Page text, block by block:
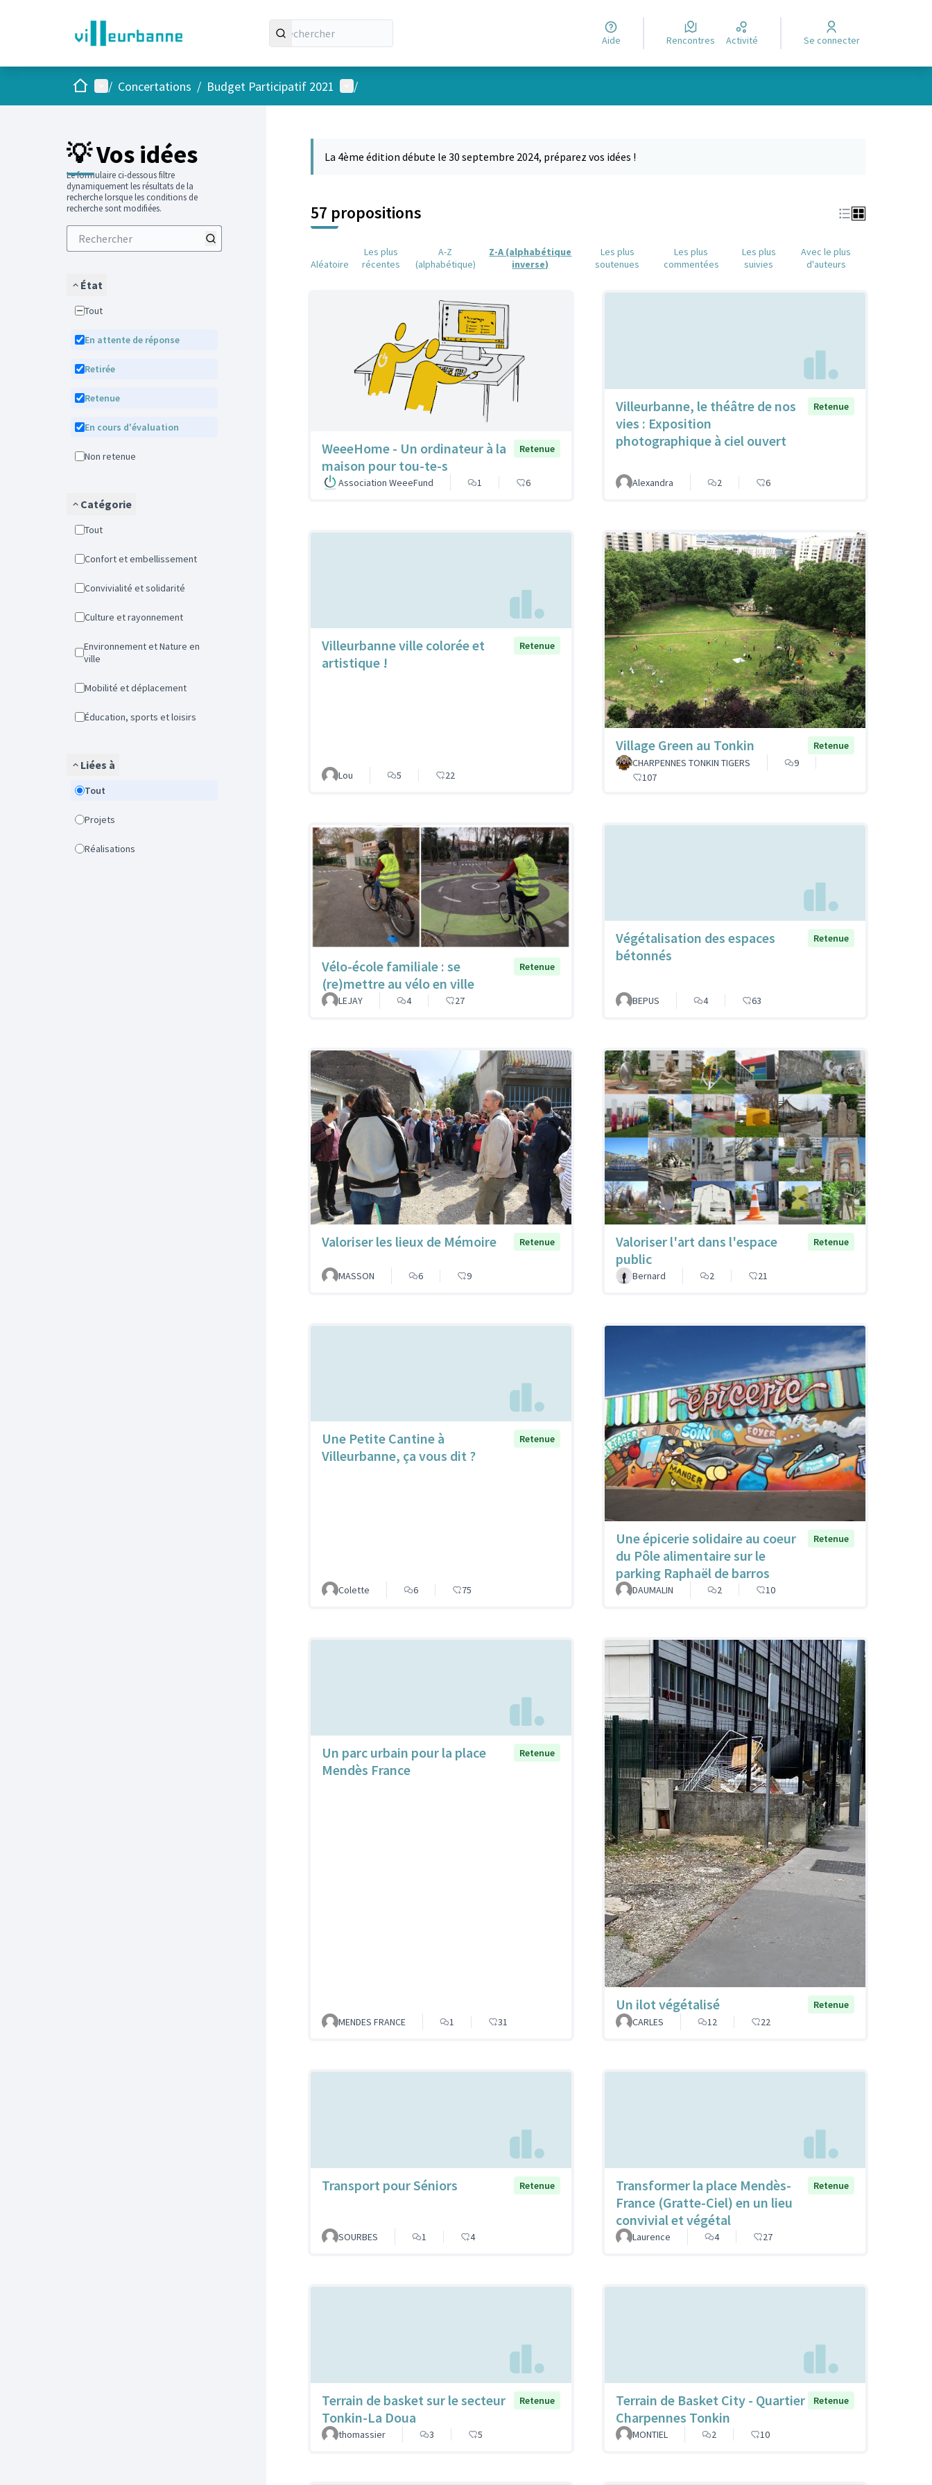
Aide Rencontres Activité Se connecter
AccueilMenu principal
/ Concertations / Budget Participatif 2021 Menu utilisateur
/
💡 Vos idées
Le formulaire ci-dessous filtre
dynamiquement les résultats de la
recherche lorsque les conditions de
recherche sont modifiées.
État
Tout
En attente de réponse
Retirée
Retenue
En cours d'évaluation
Non retenue
Catégorie
Tout
Confort et embellissement
Convivialité et solidarité
Culture et rayonnement
Environnement et Nature en
ville
Mobilité et déplacement
Éducation, sports et loisirs
Liées à
Tout
Projets
Réalisations
La 4ème édition débute le 30 septembre 2024, préparez vos idées !
57 propositions
Aléatoire
Les plus
récentes
A-Z
(alphabétique)
Z-A (alphabétique
inverse)
Les plus
soutenues
Les plus
commentées
Les plus
suivies
Avec le plus
d'auteurs
WeeeHome - Un ordinateur à la
maison pour tou-te-s
Retenue
Association WeeeFund 1 6
Villeurbanne, le théâtre de nos
vies : Exposition
photographique à ciel ouvert
Retenue
Alexandra 2 6
Villeurbanne ville colorée et
artistique !
Retenue
Lou 5 22
Village Green au Tonkin
Retenue
CHARPENNES TONKIN TIGERS
9
107
Vélo-école familiale : se
(re)mettre au vélo en ville
Retenue
LEJAY 4 27
Végétalisation des espaces
bétonnés
Retenue
BEPUS 4 63
Valoriser les lieux de Mémoire Retenue
MASSON 6 9
Valoriser l'art dans l'espace
public
Retenue
Bernard 2 21
Une Petite Cantine à
Villeurbanne, ça vous dit ?
Retenue
Colette 6 75
Une épicerie solidaire au coeur
du Pôle alimentaire sur le
parking Raphaël de barros
Retenue
DAUMALIN 2 10
Un parc urbain pour la place
Mendès France
Retenue
MENDES FRANCE 1 31
Un ilot végétalisé
Retenue
CARLES
12 22
Transport pour Séniors Retenue
SOURBES 1 4
Transformer la place Mendès-
France (Gratte-Ciel) en un lieu
convivial et végétal
Retenue
Laurence 4 27
Terrain de basket sur le secteur
Tonkin-La Doua
Retenue
thomassier 3 5
Terrain de Basket City - Quartier
Charpennes Tonkin
Retenue
MONTIEL 2 10